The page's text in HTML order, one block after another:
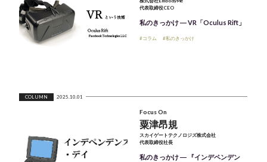
代表取締役CEO
私のきっかけ ― VR「Oculus Rift」
#コラム #私のきっかけ
COLUMN 2025.10.01
Focus On
粟津昂規
スカイゲートテクノロジズ株式会社
代表取締役社長
私のきっかけ ― 『インデペンデン